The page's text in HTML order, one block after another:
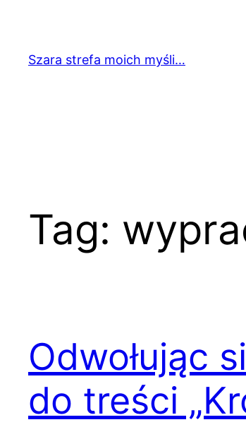
treściSzara strefa moich myśli…
Tag:
Odwołując
do treści